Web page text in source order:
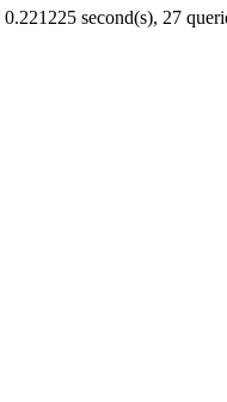
0.221225 second(s), 27